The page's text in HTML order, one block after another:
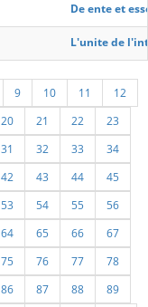
De ente et
L'unite de
9 10 11
12
20 21 22
23
31 32 33
34
42 43 44
45
53 54 55
56
64 65 66
67
75 76 77
78
86 87 88 89